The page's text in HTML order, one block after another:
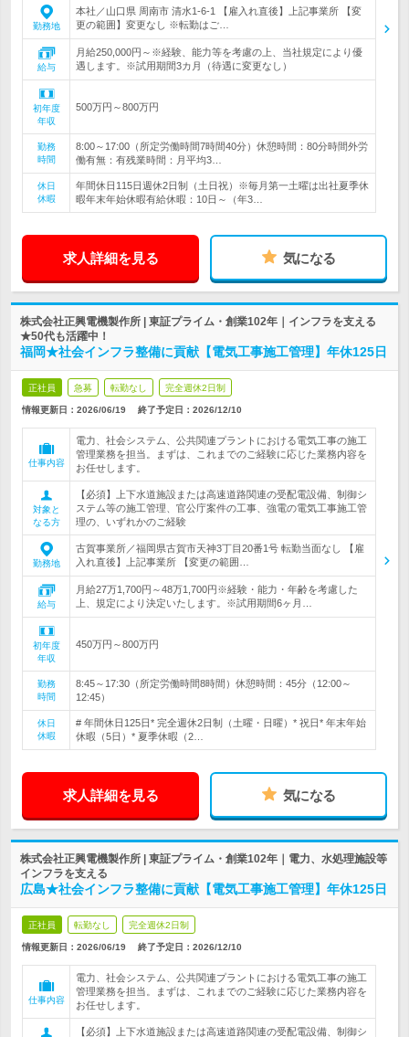
勤務地
本社／山口県 周南市 清水1-6-1 【雇入れ直後】上記事業所 【変
更の範囲】変更なし ※転勤はご…
給与
月給250,000円～※経験、能力等を考慮の上、当社規定により優
遇します。※試用期間3カ月（待遇に変更なし）
初年度
年収
500万円～800万円
勤務
時間
8:00～17:00（所定労働時間7時間40分）休憩時間：80分時間外労
働有無：有残業時間：月平均3…
休日
休暇
年間休日115日週休2日制（土日祝）※毎月第一土曜は出社夏季休
暇年末年始休暇有給休暇：10日～（年3…
求人詳細を見る 気になる
株式会社正興電機製作所 | 東証プライム・創業102年｜インフラを支える
★50代も活躍中！
福岡★社会インフラ整備に貢献【電気工事施工管理】年休125日
正社員 急募 転勤なし 完全週休2日制
情報更新日：2026/06/19 終了予定日： 2026/12/10
仕事内容
電力、社会システム、公共関連プラントにおける電気工事の施工
管理業務を担当。まずは、これまでのご経験に応じた業務内容を
お任せします。
対象と
なる方
【必須】上下水道施設または高速道路関連の受配電設備、制御シ
ステム等の施工管理、官公庁案件の工事、強電の電気工事施工管
理の、いずれかのご経験
勤務地
古賀事業所／福岡県古賀市天神3丁目20番1号 転勤当面なし 【雇
入れ直後】上記事業所 【変更の範囲…
給与
月給27万1,700円～48万1,700円※経験・能力・年齢を考慮した
上、規定により決定いたします。※試用期間6ヶ月…
初年度
年収
450万円～800万円
勤務
時間
8:45～17:30（所定労働時間8時間）休憩時間：45分（12:00～
12:45）
休日
休暇
# 年間休日125日* 完全週休2日制（土曜・日曜）* 祝日* 年末年始
休暇（5日）* 夏季休暇（2…
求人詳細を見る 気になる
株式会社正興電機製作所 | 東証プライム・創業102年｜電力、水処理施設等
インフラを支える
広島★社会インフラ整備に貢献【電気工事施工管理】年休125日
正社員 転勤なし 完全週休2日制
情報更新日：2026/06/19 終了予定日： 2026/12/10
仕事内容
電力、社会システム、公共関連プラントにおける電気工事の施工
管理業務を担当。まずは、これまでのご経験に応じた業務内容を
お任せします。
【必須】上下水道施設または高速道路関連の受配電設備、制御シ